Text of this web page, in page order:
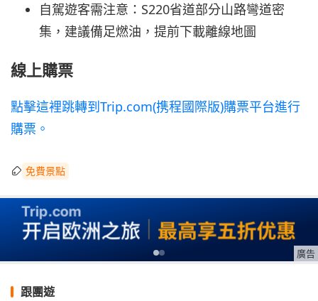
自駕遊客需注意：S220省道部分山路彎道密
集，建議備足燃油，提前下載離線地圖
線上購票
點擊這裡跳轉到Trip.com(携程國際版)購票平台進行
購票。
免費景點
廣告
跟團遊